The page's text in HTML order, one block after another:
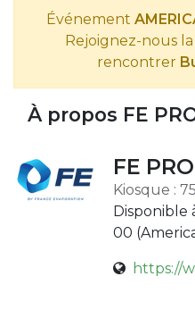
Événement
Rejoignez-nous
rencontrer
À propos FE
FE
Kiosque : 75
Disponible
00 (
https://